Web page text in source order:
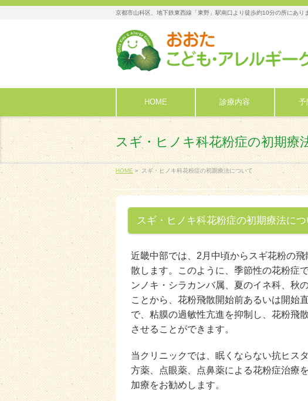
京都市山科区、地下鉄東西線「東野」駅南口より徒歩約10分の所にあ
HOME 診療内容 予
スギ・ヒノキ科花粉症の初期療
HOME » スギ・ヒノキ科花粉症の初期療法について
スギ・ヒノキ科花粉症の初期療法につ
近畿中部では、2月中頃からスギ花粉の
散します。このように、季節性の花粉症
ンノキ・シラカンバ属、夏のイネ科、秋
ことから、花粉飛散開始前あるいは開始
で、粘膜の過敏性亢進を抑制し、花粉飛
させることができます。
当クリニックでは、眠くならない抗ヒス
方薬、点眼薬、点鼻薬による花粉症治療
加療をお勧めします。